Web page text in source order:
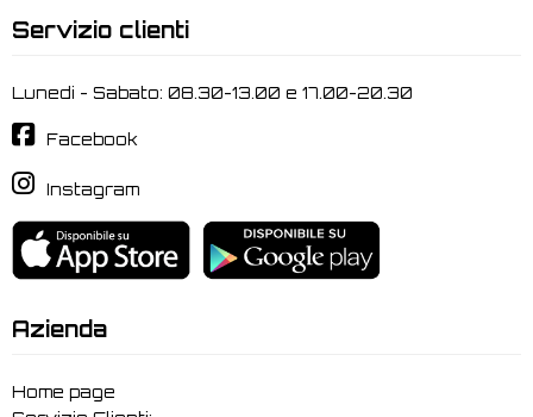
Servizio clienti
Lunedi - Sabato: 08.30-13.00 e 17.00-20.30
Facebook
Instagram
Azienda
Home page